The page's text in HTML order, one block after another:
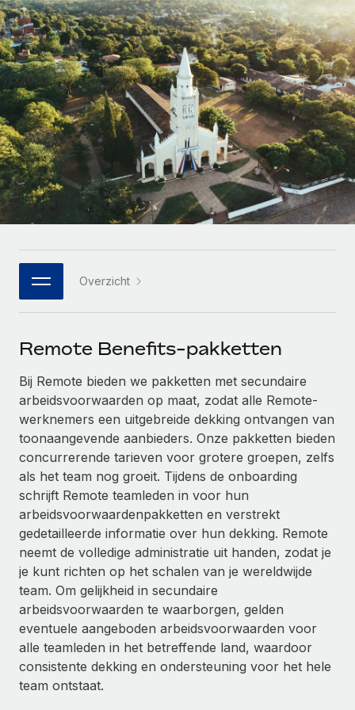
Zzp'ers internationaal onboarden en beheren
PEO
Ingewikkelde HR-taken eenvoudig uitbesteden
INFRASTRUCTUUR
Remote Embedded
HR naadloos in workflows integreren
Platform
Ingebouwde essentiële HR-functies voor je team
Integraties
Vraag een expert
Krijg hulp van global HR- en juridische experts
Achtergrondonderzoek
Vereenvoudig het screeningsproces van
kandidaten
Compliance Watchtower
Blijf compliance-risico's voor
Apparaatbeheer
Lever en track wereldwijd IT-middelen
Entiteiten oprichten
Stel snel compliant entiteiten op
Mobiliteit en overplaatsing
GROEIFASE
Start-ups
Flexibele global HR en payroll solutions voor groeiende
bedrijven
Mid-market
Teams uitbreiden met HR solutions op maat
Enterprise
Global HR voor grote bedrijven
WERK MET ONS SAMEN
Strategische technologiepartners
Een partner worden
Ontdek hoe je met ons kunt samenwerken
Binnenkort beschikbaar
Integraties en advies over AI-automatiseringen
CASESTUDY'S
Betalingscalculator voor zzp'ers
Ontdek valuta-opties en betaalsnelheden voor
internationale zzp'ers
LEREN MET REMOTE
Onderzoek en gidsen
Casestudy's
HR-woordenlijst
Checklists en templates
Webinars
Newsroom
Inzicht in salaris en talent
Inzichtencentrum
Support
Alle bronnen bekijken
BLOG
EOR en PEO
Contractor Management
Belastingen
Naar de blog
Nederlands
Français
Deutsch
Español
Italiano
Português (Portugal)
日本語
한국어
Inloggen
Overzicht
Remote Benefits-pakketten
Bij Remote bieden we pakketten met secundaire
arbeidsvoorwaarden op maat, zodat alle Remote-
werknemers een uitgebreide dekking ontvangen van
toonaangevende aanbieders. Onze pakketten bieden
concurrerende tarieven voor grotere groepen, zelfs
als het team nog groeit. Tijdens de onboarding
schrijft Remote teamleden in voor hun
arbeidsvoorwaardenpakketten en verstrekt
gedetailleerde informatie over hun dekking. Remote
neemt de volledige administratie uit handen, zodat je
je kunt richten op het schalen van je wereldwijde
team. Om gelijkheid in secundaire
arbeidsvoorwaarden te waarborgen, gelden
eventuele aangeboden arbeidsvoorwaarden voor
alle teamleden in het betreffende land, waardoor
consistente dekking en ondersteuning voor het hele
team ontstaat.